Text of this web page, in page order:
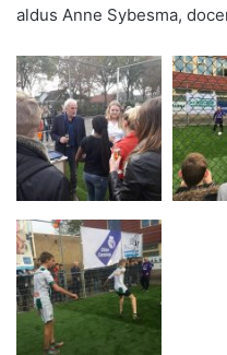
aldus Anne Sybesma,